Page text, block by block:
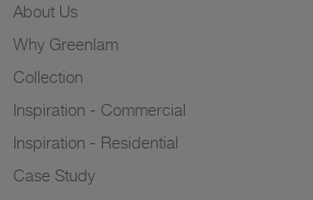
About Us
Why Greenlam
Collection
Inspiration - Commercial
Inspiration - Residential
Case Study